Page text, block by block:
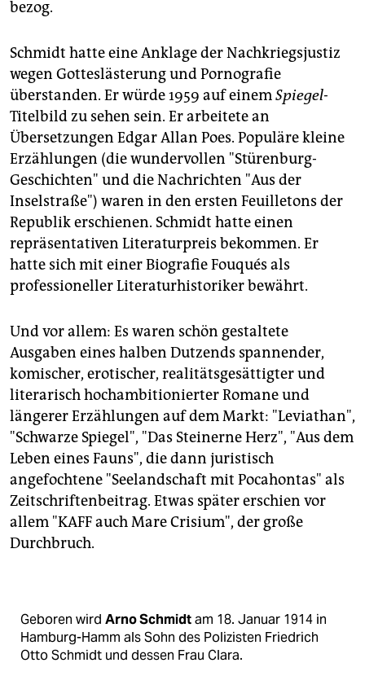
bezog.
Schmidt hatte eine Anklage der Nachkriegsjustiz
wegen Gotteslästerung und Pornografie
überstanden. Er würde 1959 auf einemSpiegel-
Titelbild zu sehen sein. Er arbeitete an
Übersetzungen Edgar Allan Poes. Populäre kleine
Erzählungen (die wundervollen "Stürenburg-
Geschichten" und die Nachrichten "Aus der
Inselstraße") waren in den ersten Feuilletons der
Republik erschienen. Schmidt hatte einen
repräsentativen Literaturpreis bekommen. Er
hatte sich mit einer Biografie Fouqués als
professioneller Literaturhistoriker bewährt.
Und vor allem: Es waren schön gestaltete
Ausgaben eines halben Dutzends spannender,
komischer, erotischer, realitätsgesättigter und
literarisch hochambitionierter Romane und
längerer Erzählungen auf dem Markt: "Leviathan",
"Schwarze Spiegel", "Das Steinerne Herz", "Aus dem
Leben eines Fauns", die dann juristisch
angefochtene "Seelandschaft mit Pocahontas" als
Zeitschriftenbeitrag. Etwas später erschien vor
allem "KAFF auch Mare Crisium", der große
Durchbruch.
Geboren wird Arno Schmidtam 18. Januar 1914 in
Hamburg-Hamm als Sohn des Polizisten Friedrich
Otto Schmidt und dessen Frau Clara.